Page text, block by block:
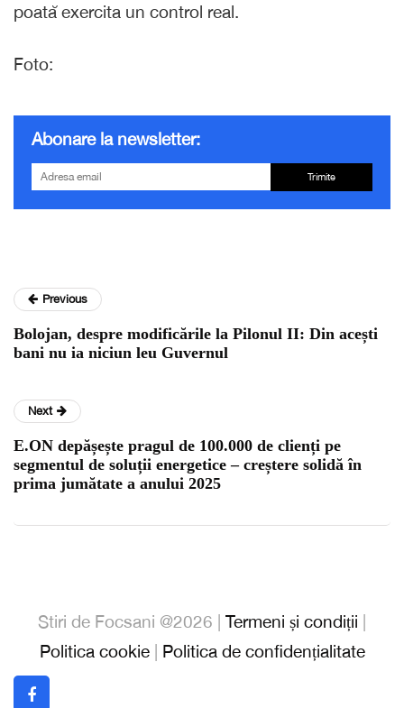
poată exercita un control real.
Foto:
Abonare la newsletter:
Trimite
Previous
Bolojan, despre modificările la Pilonul II: Din acești
bani nu ia niciun leu Guvernul
Next
E.ON depășește pragul de 100.000 de clienți pe
segmentul de soluții energetice – creștere solidă în
prima jumătate a anului 2025
Stiri de Focsani @2026 | Termeni și condiții |
Politica cookie| Politica de confidențialitate